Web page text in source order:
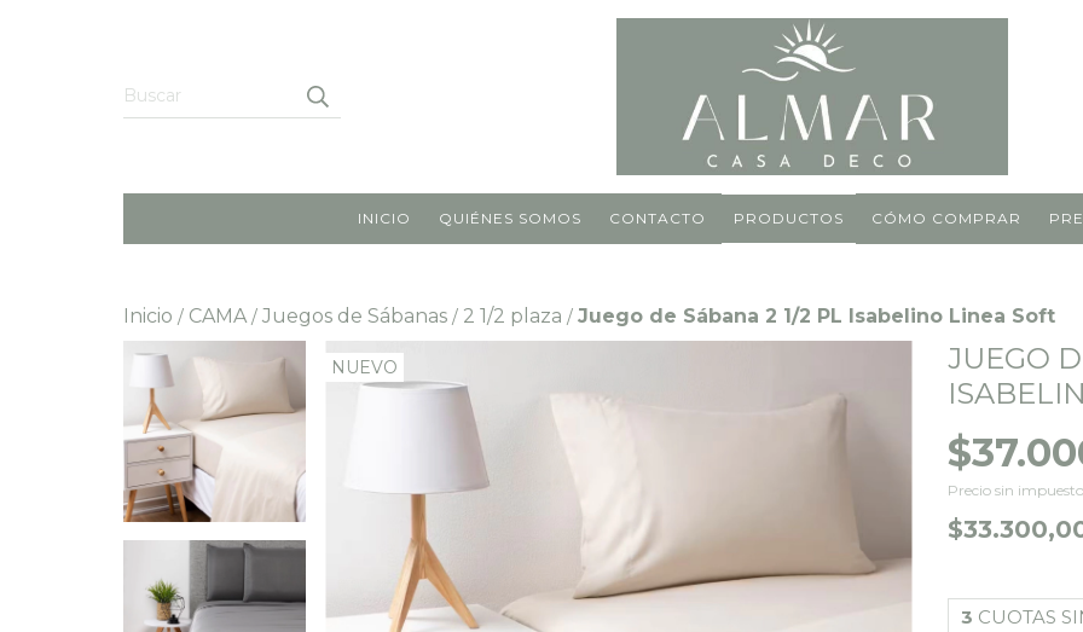
INICIO QUIÉNES SOMOS CONTACTO PRODUCTOS CÓMO COMPRAR
Inicio / CAMA / Juegos de Sábanas / 2 1/2 plaza / Juego de Sábana 2 1/2 PL Isabelino Linea Soft
NUEVO
JUEGO
Precio sin
3 CUOTAS